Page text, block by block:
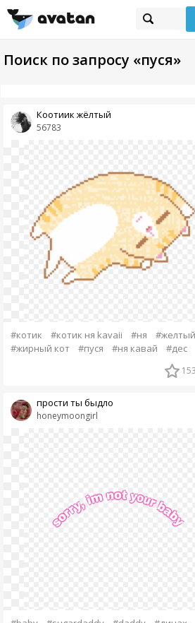
Поиск по запросу «пуся»
56783
Коотиик жёлтый
#котик #котик ня kavaii #ня
#желтый
#жирный кот
#пуся #ня кавай #дес
153
honeymoongirl
прости ты быдло